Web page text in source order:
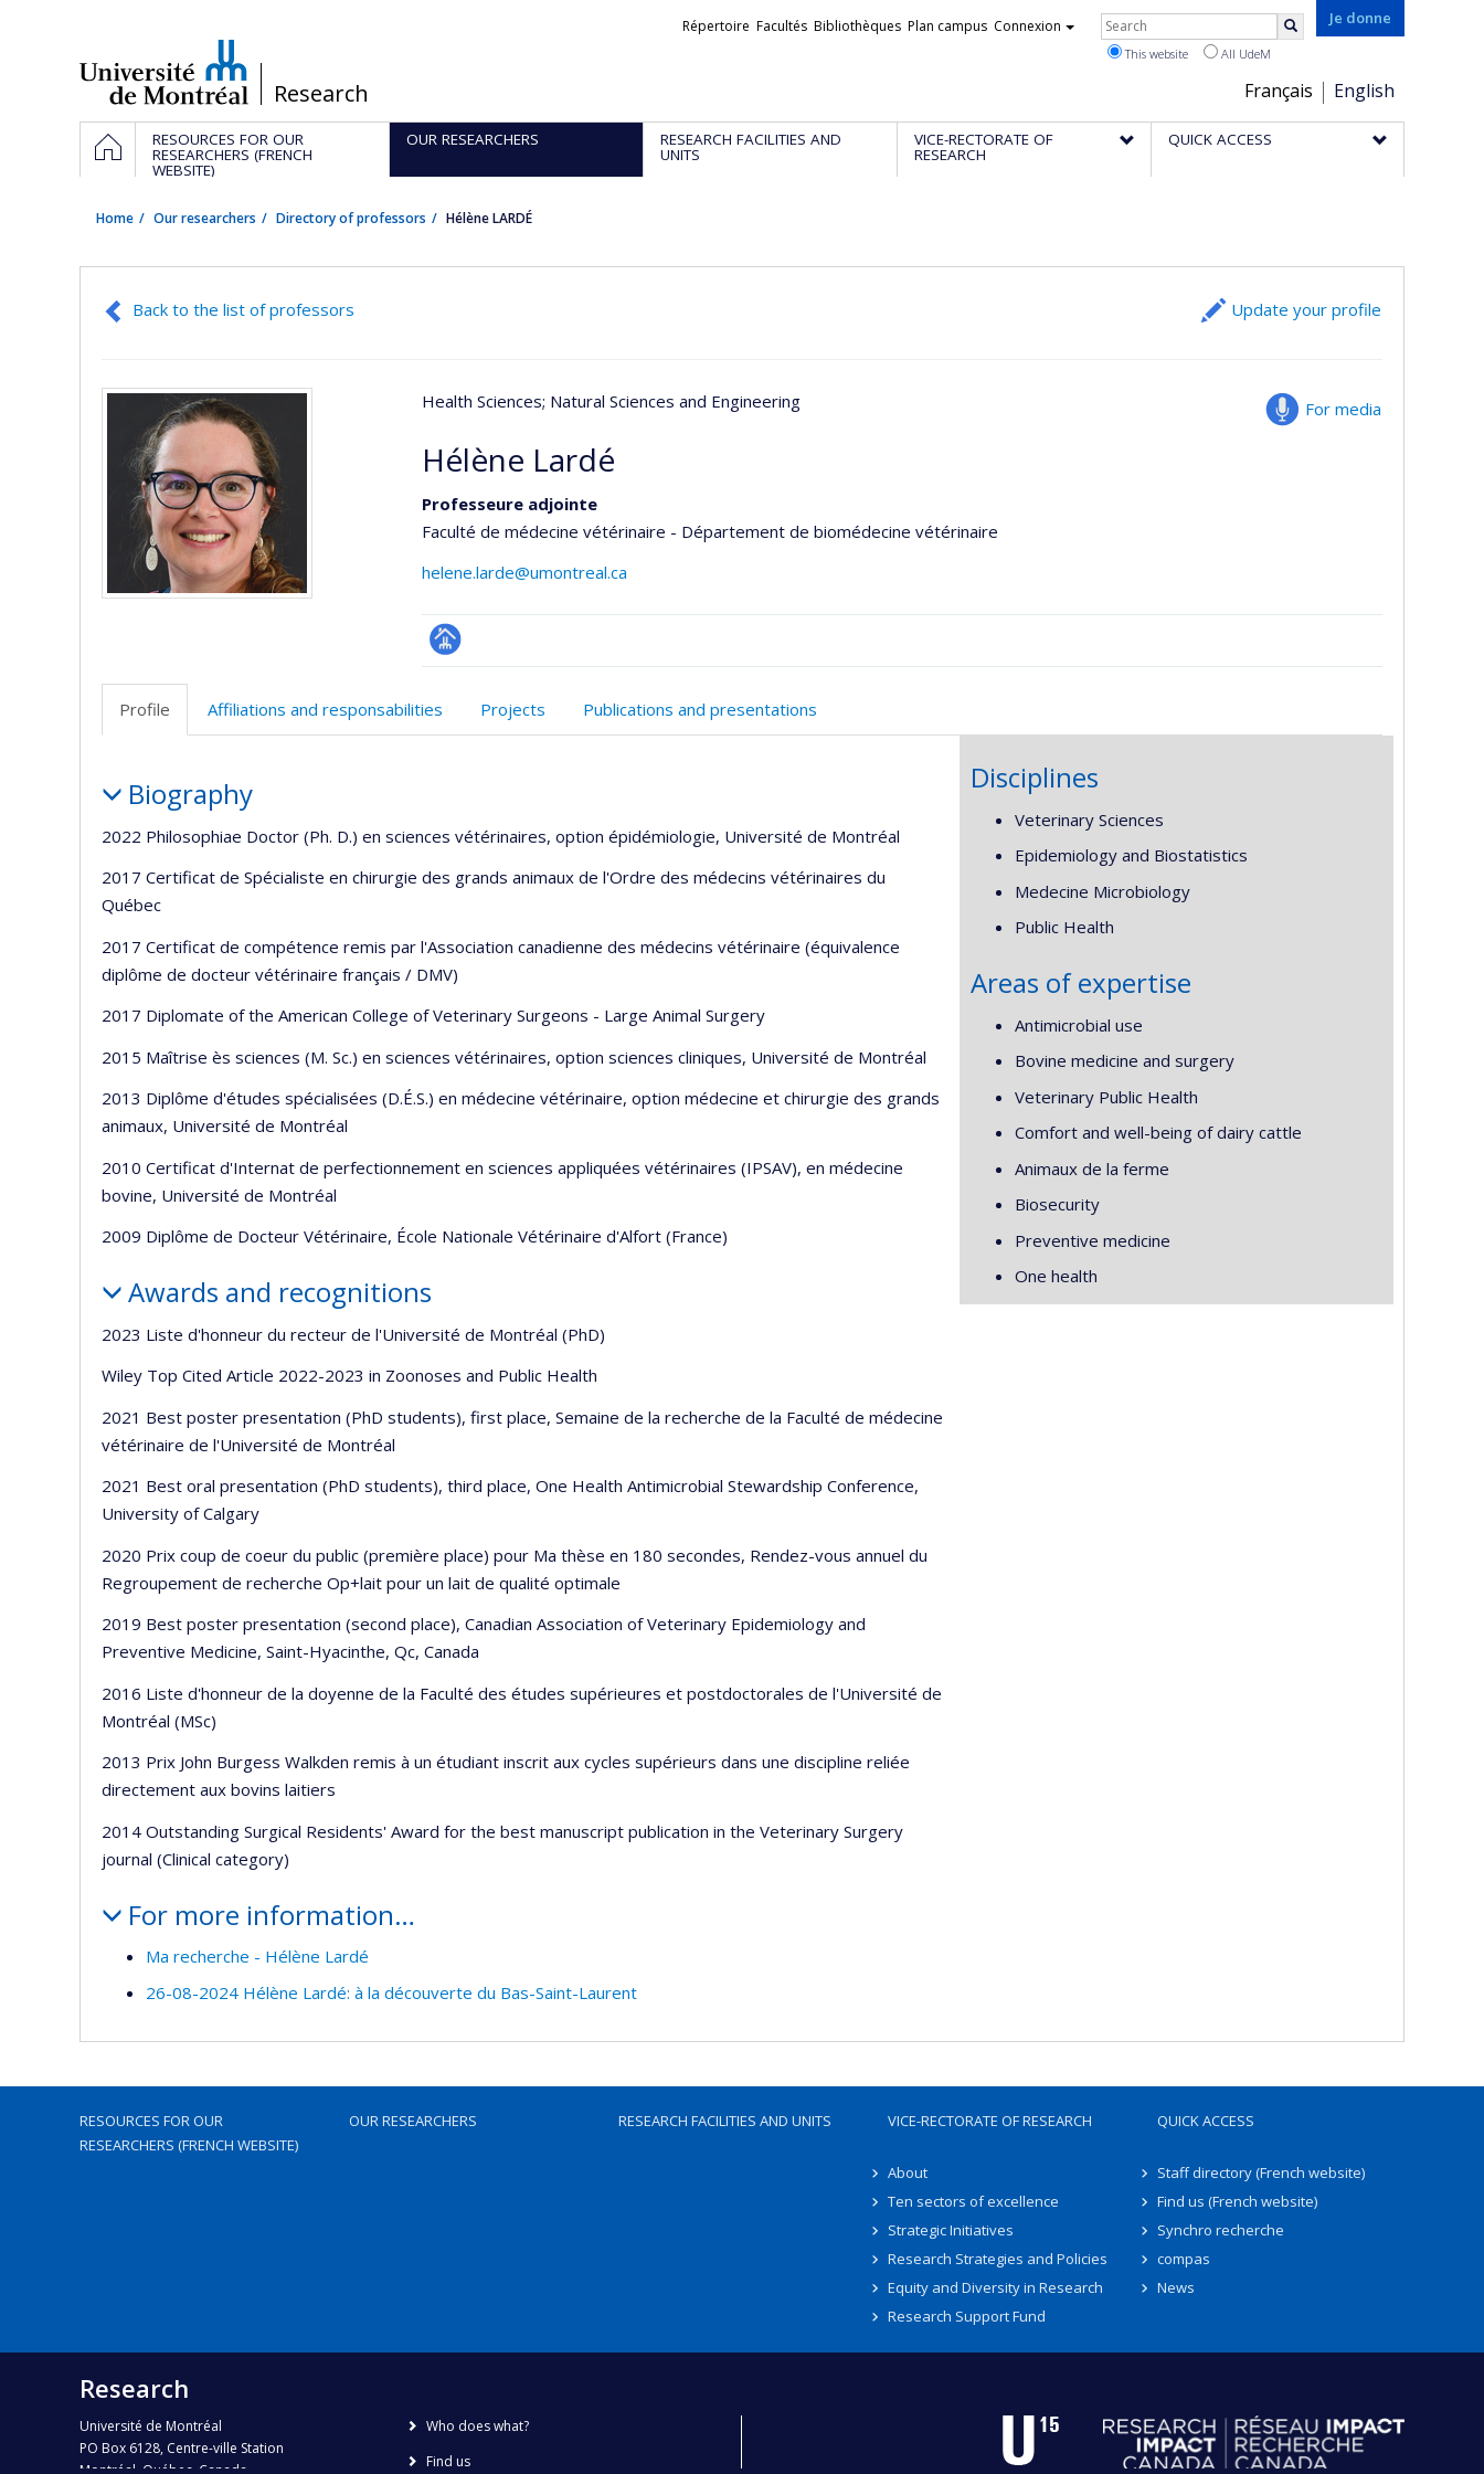
/Research
Je donne
Choix
de
la
Français English
Liens
Répertoire Facultés Bibliothèques Plan campus Connexion Rechercher
This website All UdeM
Navigation
principale
HOMERESOURCES FOR OUR
RESEARCHERS (FRENCH
WEBSITE)
OUR RESEARCHERS RESEARCH FACILITIES AND
UNITS
VICE-RECTORATE OF
RESEARCH
QUICK ACCESS
Home Our researchers Directory of professors Hélène LARDÉ
Back to the list of professors Update your profile
For media
Health Sciences; Natural Sciences and Engineering
Hélène Lardé
Professeure adjointe
Faculté de médecine vétérinaire - Département de biomédecine vétérinaire
helene.larde@umontreal.ca
Page
(faculté,département,école)
Profile Affiliations and responsabilities Projects Publications and presentations
Biography
2022 Philosophiae Doctor (Ph. D.) en sciences vétérinaires, option épidémiologie, Université de Montréal
2017 Certificat de Spécialiste en chirurgie des grands animaux de l'Ordre des médecins vétérinaires du
Québec
2017 Certificat de compétence remis par l'Association canadienne des médecins vétérinaire (équivalence
diplôme de docteur vétérinaire français / DMV)
2017 Diplomate of the American College of Veterinary Surgeons - Large Animal Surgery
2015 Maîtrise ès sciences (M. Sc.) en sciences vétérinaires, option sciences cliniques, Université de Montréal
2013 Diplôme d'études spécialisées (D.É.S.) en médecine vétérinaire, option médecine et chirurgie des grands
animaux, Université de Montréal
2010 Certificat d'Internat de perfectionnement en sciences appliquées vétérinaires (IPSAV), en médecine
bovine, Université de Montréal
2009 Diplôme de Docteur Vétérinaire, École Nationale Vétérinaire d'Alfort (France)
Awards and recognitions
2023 Liste d'honneur du recteur de l'Université de Montréal (PhD)
Wiley Top Cited Article 2022-2023 in Zoonoses and Public Health
2021 Best poster presentation (PhD students), first place, Semaine de la recherche de la Faculté de médecine
vétérinaire de l'Université de Montréal
2021 Best oral presentation (PhD students), third place, One Health Antimicrobial Stewardship Conference,
University of Calgary
2020 Prix coup de coeur du public (première place) pour Ma thèse en 180 secondes, Rendez-vous annuel du
Regroupement de recherche Op+lait pour un lait de qualité optimale
2019 Best poster presentation (second place), Canadian Association of Veterinary Epidemiology and
Preventive Medicine, Saint-Hyacinthe, Qc, Canada
2016 Liste d'honneur de la doyenne de la Faculté des études supérieures et postdoctorales de l'Université de
Montréal (MSc)
2013 Prix John Burgess Walkden remis à un étudiant inscrit aux cycles supérieurs dans une discipline reliée
directement aux bovins laitiers
2014 Outstanding Surgical Residents' Award for the best manuscript publication in the Veterinary Surgery
journal (Clinical category)
For more information…
Ma recherche - Hélène Lardé
26-08-2024 Hélène Lardé: à la découverte du Bas-Saint-Laurent
Disciplines
Veterinary Sciences
Epidemiology and Biostatistics
Medecine Microbiology
Public Health
Areas of expertise
Antimicrobial use
Bovine medicine and surgery
Veterinary Public Health
Comfort and well-being of dairy cattle
Animaux de la ferme
Biosecurity
Preventive medicine
One health
RESOURCES FOR OUR
RESEARCHERS (FRENCH WEBSITE)
OUR RESEARCHERS RESEARCH FACILITIES AND UNITS VICE-RECTORATE OF RESEARCH
About
Ten sectors of excellence
Strategic Initiatives
Research Strategies and Policies
Equity and Diversity in Research
Research Support Fund
QUICK ACCESS
Staff directory (French website)
Find us (French website)
Synchro recherche
compas
News
Research
Université de Montréal
PO Box 6128, Centre-ville Station
Montréal, Québec, Canada
Who does what?
Find us